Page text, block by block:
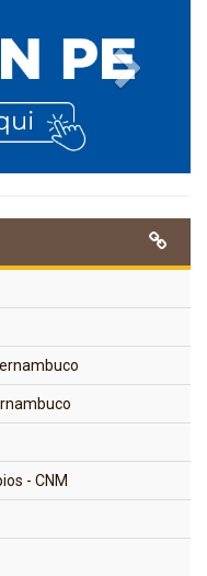
- CNM